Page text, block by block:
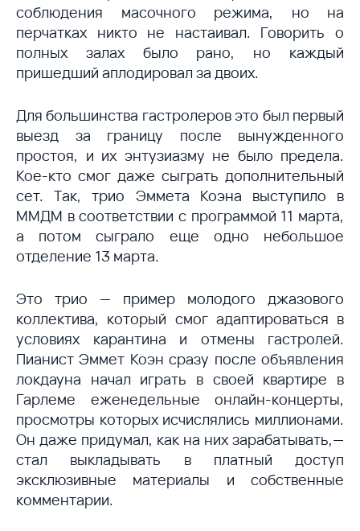
соблюдения масочного режима, но на
перчатках никто не настаивал. Говорить о
полных залах было рано, но каждый
пришедший аплодировал за двоих.
Для большинства гастролеров это был первый
выезд за границу после вынужденного
простоя, и их энтузиазму не было предела.
Кое-кто смог даже сыграть дополнительный
сет. Так, трио Эммета Коэна выступило в
ММДМ в соответствии с программой 11 марта,
а потом сыграло еще одно небольшое
отделение 13 марта.
Это трио — пример молодого джазового
коллектива, который смог адаптироваться в
условиях карантина и отмены гастролей.
Пианист Эммет Коэн сразу после объявления
локдауна начал играть в своей квартире в
Гарлеме еженедельные онлайн-концерты,
просмотры которых исчислялись миллионами.
Он даже придумал, как на них зарабатывать,—
стал выкладывать в платный доступ
эксклюзивные материалы и собственные
комментарии.